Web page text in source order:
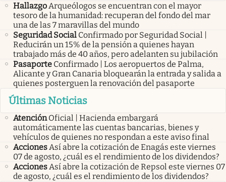
HallazgoArqueólogos se encuentran con el mayor
tesoro de la humanidad: recuperan del fondo del mar
una de las 7 maravillas del mundo
Seguridad Social Confirmado por Seguridad Social |
Reducirán un 15% de la pensión a quienes hayan
trabajado más de 40 años, pero adelanten su jubilación
Pasaporte Confirmado | Los aeropuertos de Palma,
Alicante y Gran Canaria bloquearán la entrada y salida a
quienes posterguen la renovación del pasaporte
Últimas Noticias
Atención Oficial | Hacienda embargará
automáticamente las cuentas bancarias, bienes y
vehículos de quienes no respondan a este aviso final
AccionesAsí abre la cotización de Enagás este viernes
07 de agosto, ¿cuál es el rendimiento de los dividendos?
AccionesAsí abre la cotización de Repsol este viernes 07
de agosto, ¿cuál es el rendimiento de los dividendos?